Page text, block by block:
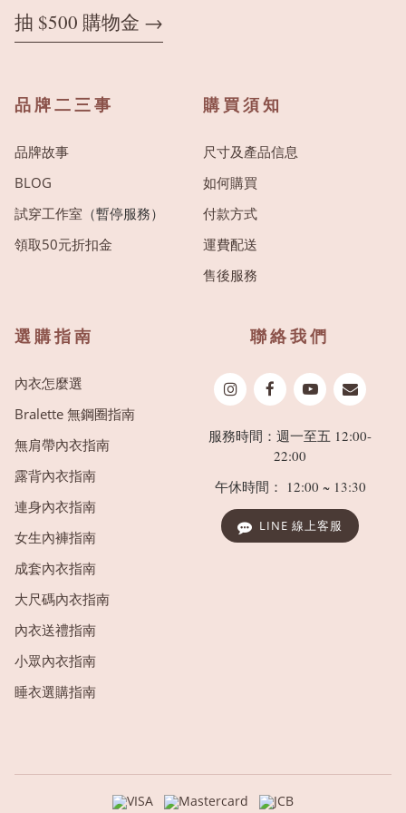
抽 $500 購物金 →
品牌二三事
品牌故事
BLOG
試穿工作室 （暫停服務）
領取50元折扣金
購買須知
尺寸及產品信息
如何購買
付款方式
運費配送
售後服務
選購指南
內衣怎麼選
Bralette 無鋼圈指南
無肩帶內衣指南
露背內衣指南
連身內衣指南
女生內褲指南
成套內衣指南
大尺碼內衣指南
內衣送禮指南
小眾內衣指南
睡衣選購指南
聯絡我們
服務時間：週一至五 12:00-
22:00
午休時間： 12:00 ~ 13:30
LINE 線上客服